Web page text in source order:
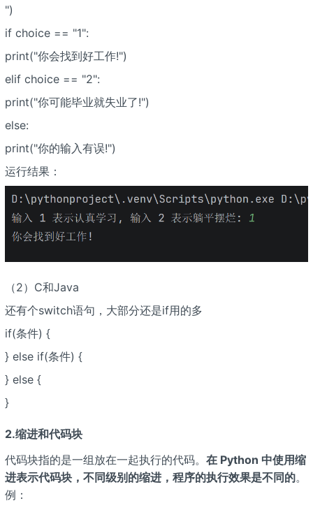
")
if choice == "1":
print("你会找到好工作!")
elif choice == "2":
print("你可能毕业就失业了!")
else:
print("你的输入有误!")
运行结果：
（2）C和Java
还有个switch语句，大部分还是if用的多
if(条件) {
} else if(条件) {
} else {
}
2.缩进和代码块
代码块指的是一组放在一起执行的代码。 在 Python 中使用缩
进表示代码块，不同级别的缩进，程序的执行效果是不同的。
例：